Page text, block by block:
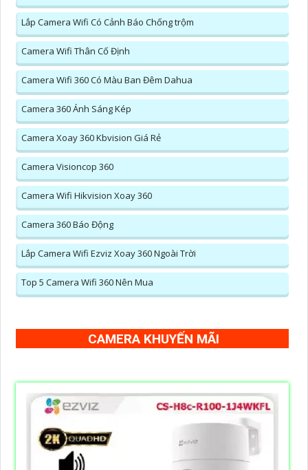
Lắp Camera Wifi Có Cảnh Báo Chống trộm
Camera Wifi Thân Cố Định
Camera Wifi 360 Có Màu Ban Đêm Dahua
Camera 360 Ánh Sáng Kép
Camera Xoay 360 Kbvision Giá Rẻ
Camera Visioncop 360
Camera Wifi Hikvision Xoay 360
Camera 360 Báo Động
Lắp Camera Wifi Ezviz Xoay 360 Ngoài Trời
Top 5 Camera Wifi 360 Nên Mua
CAMERA KHUYẾN MÃI